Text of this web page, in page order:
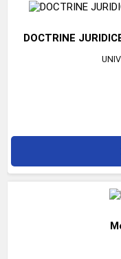
DOCTRINE